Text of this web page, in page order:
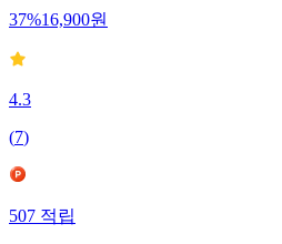
37%16,900원
4.3
(7)
507 적립